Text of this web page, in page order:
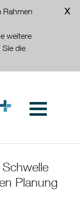
Rahmen
weitere
die
Planung